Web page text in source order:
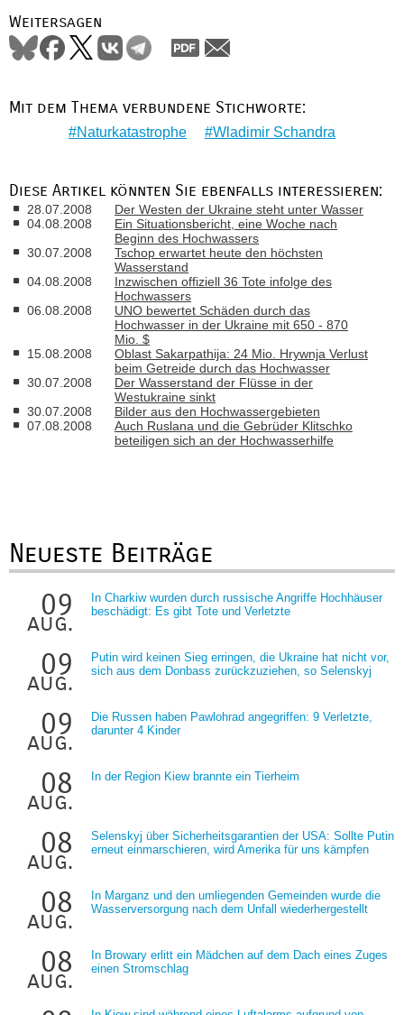
Weitersagen
Mit dem Thema verbundene Stichworte:
Naturkatastrophe Wladimir Schandra
Diese Artikel könnten Sie ebenfalls interessieren:
28.07.2008
Der Westen der Ukraine steht unter Wasser
04.08.2008
Ein Situationsbericht, eine Woche nach
Beginn des Hochwassers
30.07.2008
Tschop erwartet heute den höchsten
Wasserstand
04.08.2008
Inzwischen offiziell 36 Tote infolge des
Hochwassers
06.08.2008
UNO bewertet Schäden durch das
Hochwasser in der Ukraine mit 650 - 870
Mio. $
15.08.2008
Oblast Sakarpathija: 24 Mio. Hrywnja Verlust
beim Getreide durch das Hochwasser
30.07.2008
Der Wasserstand der Flüsse in der
Westukraine sinkt
30.07.2008
Bilder aus den Hochwassergebieten
07.08.2008
Auch Ruslana und die Gebrüder Klitschko
beteiligen sich an der Hochwasserhilfe
Neueste Beiträge
09
aug.
In Charkiw wurden durch russische Angriffe Hochhäuser
beschädigt: Es gibt Tote und Verletzte
09
aug.
Putin wird keinen Sieg erringen, die Ukraine hat nicht vor,
sich aus dem Donbass zurückzuziehen, so Selenskyj
09
aug.
Die Russen haben Pawlohrad angegriffen: 9 Verletzte,
darunter 4 Kinder
08
aug.
In der Region Kiew brannte ein Tierheim
08
aug.
Selenskyj über Sicherheitsgarantien der USA: Sollte Putin
erneut einmarschieren, wird Amerika für uns kämpfen
08
aug.
In Marganz und den umliegenden Gemeinden wurde die
Wasserversorgung nach dem Unfall wiederhergestellt
08
aug.
In Browary erlitt ein Mädchen auf dem Dach eines Zuges
einen Stromschlag